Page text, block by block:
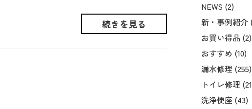
NEWS (2)
新・事例紹介
お買い得品 (2)
おすすめ (10)
漏水修理 (255)
トイレ修理
洗浄便座 (43)
続きを見る